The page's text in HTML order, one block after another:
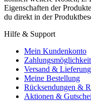
Eigenschaften der
du direkt in der
Hilfe & Support
Mein Kundenkonto
Versand & Lieferung
Meine Bestellung
Rücksendungen &
Aktionen &